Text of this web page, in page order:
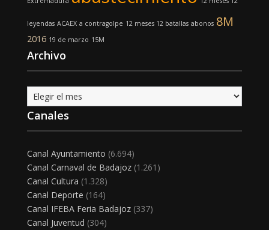
leyendas ACAEX a contragolpe 12 meses 12 batallas abonos 8M
2016 19 de marzo 15M
Archivo
Archivo
Canales
Canal Ayuntamiento (6.694)
Canal Carnaval de Badajoz(1.261)
Canal Cultura (1.328)
Canal Deporte (164)
Canal IFEBA Feria Badajoz(337)
Canal Juventud (304)